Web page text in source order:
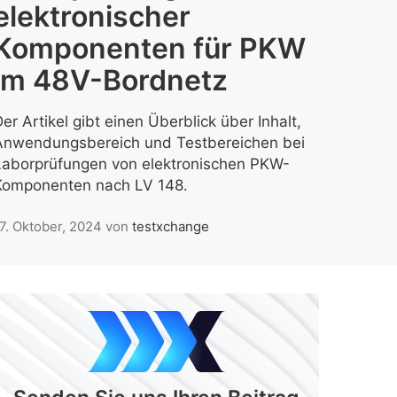
für PKW
48V-Bordnetz
Artikel gibt einen Überblick über Inhalt,
und Testbereichen bei
von elektronischen PKW-
nach LV 148.
Oktober, 2024 von testxchange